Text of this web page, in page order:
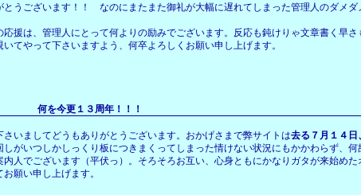
うございます！！ なのにまたまた御礼が大幅に遅れてしまった管理人のダメ
援は、管理人にとって何よりの励みでございます。反応も鈍けりゃ文章書く早
てやって下さいますよう、何卒よろしくお願い申し上げます。
何を今更１３周年！！！
いましてどうもありがとうございます。おかげさまで弊サイトは去る７月１４
しがいつしかしっくり板につきまくってしまった情けない状況にもかかわらず
内人でございます（平伏っ）。そろそろお互い、心身ともにかなりガタが来始
願い申し上げます。